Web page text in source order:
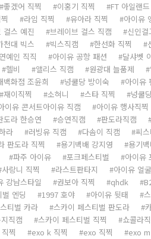
좋겠어 직찍 이홍기 직찍 FT 아일랜
라임 직찍 유아라 직찍
아이유
걸스 예진 브레이브 걸스 직캠
신인
천대 빅스 빅스직캠 한선화 직찍
예인 직직 아이유 공항 패션
달샤벳
헬비 앨리스 직캠 원광대 늘품제
백화점 조윤희 넝쿨당 방이숙
아이유
재이직찍 소혀니 스타 직찍 넝쿨
이유 콘서트아이유 직캠 아이유 행사직찍
도라 한승연 승연직캠 판도라직캠
라 러빙유 직캠 다솜이 직캠
씨
판도라 직찍 용기백배 강지영
용기
파주 아이유 포크페스티벌
아이유
사랑니 직찍 라스트판타지 아이유 얼굴
강남스타일 권보아 직찍 qhdk
엔딩 1997 호야 아이유 뒷태
티벌 카라 스카이 페스티벌 판도라
직캠 스카이 페스티벌 직찍
쇼콜라
찍 exo k 직찍 exo 직찍 exo m